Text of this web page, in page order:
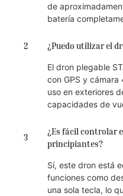
de
batería
2 ¿Puedo utilizar el
El dron plegable
con GPS y cámara
uso en exteriores
capacidades de
3
¿Es fácil controlar
principiantes?
Sí, este dron está
funciones como
una sola tecla, lo